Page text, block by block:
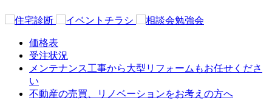
価格表
受注状況
メンテナンス工事から大型リフォームもお任せくださ
い
不動産の売買、リノベーションをお考えの方へ